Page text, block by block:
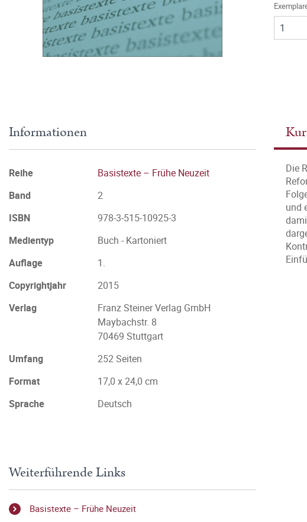
Die
und
Informationen
Reihe
Basistexte – Frühe Neuzeit
Band
2
ISBN
978-3-515-10925-3
Medientyp
Buch - Kartoniert
Auflage
1.
Copyrightjahr
2015
Verlag
Franz Steiner Verlag GmbH
Maybachstr. 8
70469 Stuttgart
Umfang
252 Seiten
Format
17,0 x 24,0 cm
Sprache
Deutsch
Weiterführende Links
Basistexte – Frühe Neuzeit